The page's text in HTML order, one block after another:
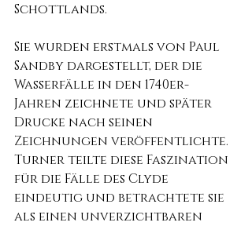
Schottlands.
Sie wurden erstmals von Paul
Sandby dargestellt, der die
Wasserfälle in den 1740er-
Jahren zeichnete und später
Drucke nach seinen
Zeichnungen veröffentlichte.
Turner teilte diese Faszination
für die Fälle des Clyde
eindeutig und betrachtete sie
als einen unverzichtbaren